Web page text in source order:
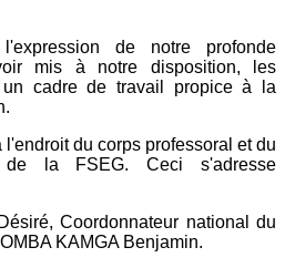
de notre profonde
mis à notre disposition, les
cadre de travail propice à la
du corps professoral et du
de la FSEG. Ceci s'adresse
Coordonnateur national du
KAMGA Benjamin.